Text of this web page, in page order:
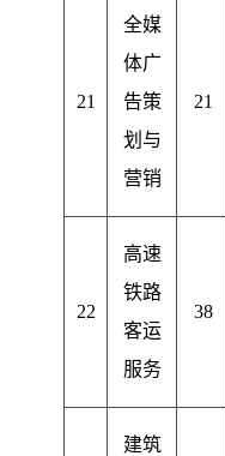
21
全媒
体广
告策
划与
营销
21
22
高速
铁路
客运
服务
38
建筑